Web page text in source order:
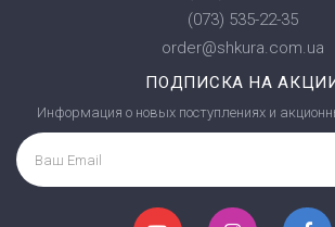
(073) 535-22-35
order@shkura.com.ua
ПОДПИСКА НА
Информация о новых поступлениях и